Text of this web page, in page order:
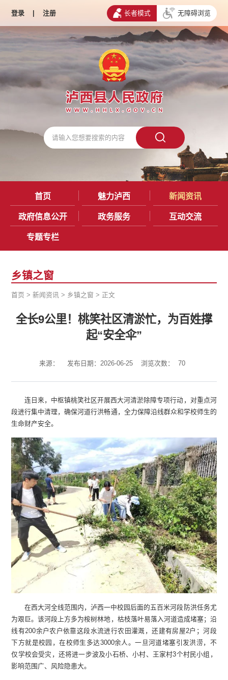
登录 | 注册 长者模式 无障碍浏览
首页 魅力泸西 新闻资讯
政府信息公开 政务服务 互动交流
专题专栏
乡镇之窗
首页 >新闻资讯 > 乡镇之窗 > 正文
全长9公里！桃笑社区清淤忙，为百姓撑
起“安全伞”
来源： 发布日期：2026-06-25 浏览次数： 70
连日来，中枢镇桃笑社区开展西大河清淤除障专项行动，对重点河
段进行集中清理，确保河道行洪畅通，全力保障沿线群众和学校师生的
生命财产安全。
在西大河全线范围内，泸西一中校园后面的五百米河段防洪任务尤
为艰巨。该河段上方多为桉树林地，枯枝落叶易落入河道造成堵塞；沿
线有200余户农户依靠这段水流进行农田灌溉，还建有房屋2户；河段
下方就是校园，在校师生多达3000余人。一旦河道堵塞引发洪涝，不
仅学校会受灾，还将进一步波及小石桥、小村、王家村3个村民小组，
影响范围广、风险隐患大。